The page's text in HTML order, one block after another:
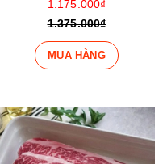
1.175.000₫
1.375.000₫
MUA HÀNG